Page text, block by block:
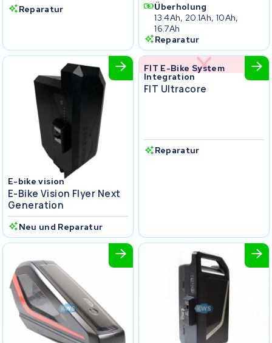
Reparatur
Überholung
13.4Ah, 20.1Ah, 10Ah,
16.7Ah
Reparatur
E-bike vision
E-Bike Vision Flyer Next
Generation
Neu und Reparatur
FIT E-Bike System
Integration
FIT Ultracore
Reparatur